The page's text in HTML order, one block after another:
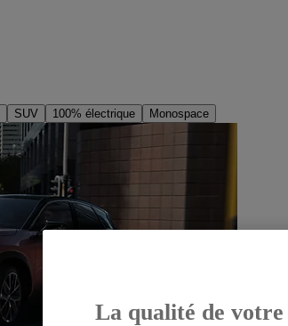
SUV 100% électrique Monospace
La qualité de votre